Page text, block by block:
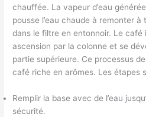
chauffée. La vapeur d’eau
pousse l’eau chaude à remonter
dans le filtre en entonnoir. Le
ascension par la colonne et se
partie supérieure. Ce processus
café riche en arômes. Les étapes
Remplir la base avec de l’eau
sécurité.